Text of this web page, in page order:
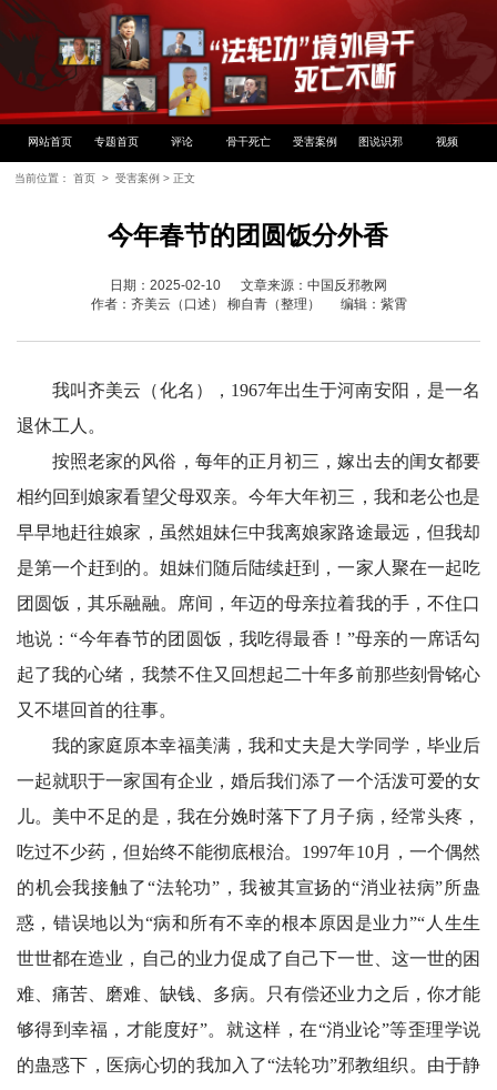
网站首页 专题首页 评论 骨干死亡 受害案例 图说识邪 视频
当前位置：首页 >受害案例 > 正文
今年春节的团圆饭分外香
日期：2025-02-10 文章来源：中国反邪教网
作者：齐美云（口述） 柳自青（整理） 编辑：紫霄
我叫齐美云（化名），1967年出生于河南安阳，是一名
退休工人。
按照老家的风俗，每年的正月初三，嫁出去的闺女都要
相约回到娘家看望父母双亲。今年大年初三，我和老公也是
早早地赶往娘家，虽然姐妹仨中我离娘家路途最远，但我却
是第一个赶到的。姐妹们随后陆续赶到，一家人聚在一起吃
团圆饭，其乐融融。席间，年迈的母亲拉着我的手，不住口
地说：“今年春节的团圆饭，我吃得最香！”母亲的一席话勾
起了我的心绪，我禁不住又回想起二十年多前那些刻骨铭心
又不堪回首的往事。
我的家庭原本幸福美满，我和丈夫是大学同学，毕业后
一起就职于一家国有企业，婚后我们添了一个活泼可爱的女
儿。美中不足的是，我在分娩时落下了月子病，经常头疼，
吃过不少药，但始终不能彻底根治。1997年10月，一个偶然
的机会我接触了“法轮功”，我被其宣扬的“消业祛病”所蛊
惑，错误地以为“病和所有不幸的根本原因是业力”“人生生
世世都在造业，自己的业力促成了自己下一世、这一世的困
难、痛苦、磨难、缺钱、多病。只有偿还业力之后，你才能
够得到幸福，才能度好”。就这样，在“消业论”等歪理学说
的蛊惑下，医病心切的我加入了“法轮功”邪教组织。由于静